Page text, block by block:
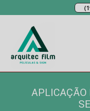
APLICAÇÃO